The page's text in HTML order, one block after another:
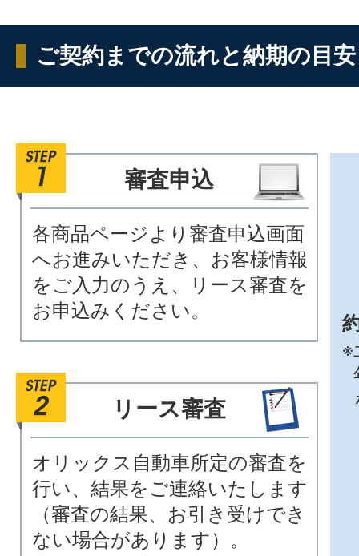
ご契約までの流れと納期の目安
審査申込
各商品ページより審査申込画面
へお進みいただき、お客様情報
をご入力のうえ、リース審査を
お申込みください。
リース審査
オリックス自動車所定の審査を
行い、結果をご連絡いたします
（審査の結果、お引き受けでき
ない場合があります）。
※